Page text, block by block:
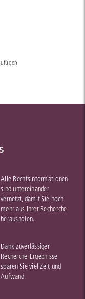
Alle Rechtsinformationen
sind untereinander
vernetzt, damit Sie noch
mehr aus Ihrer Recherche
herausholen.
Dank zuverlässiger
Recherche-Ergebnisse
sparen Sie viel Zeit und
Aufwand.